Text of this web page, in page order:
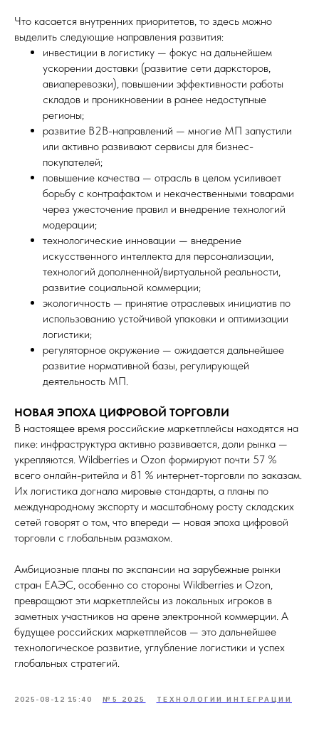
Что касается внутренних приоритетов, то здесь можно
выделить следующие направления развития:
инвестиции в логистику — фокус на дальнейшем
ускорении доставки (развитие сети дарксторов,
авиаперевозки), повышении эффективности работы
складов и проникновении в ранее недоступные
регионы;
развитие B2B-направлений — многие МП запустили
или активно развивают сервисы для бизнес-
покупателей;
повышение качества — отрасль в целом усиливает
борьбу с контрафактом и некачественными товарами
через ужесточение правил и внедрение технологий
модерации;
технологические инновации — внедрение
искусственного интеллекта для персонализации,
технологий дополненной/виртуальной реальности,
развитие социальной коммерции;
экологичность — принятие отраслевых инициатив по
использованию устойчивой упаковки и оптимизации
логистики;
регуляторное окружение — ожидается дальнейшее
развитие нормативной базы, регулирующей
деятельность МП.
НОВАЯ ЭПОХА ЦИФРОВОЙ ТОРГОВЛИ
В настоящее время российские маркетплейсы находятся на
пике: инфраструктура активно развивается, доли рынка —
укрепляются. Wildberries и Ozon формируют почти 57 %
всего онлайн-ритейла и 81 % интернет-торговли по заказам.
Их логистика догнала мировые стандарты, а планы по
международному экспорту и масштабному росту складских
сетей говорят о том, что впереди — новая эпоха цифровой
торговли с глобальным размахом.
Амбициозные планы по экспансии на зарубежные рынки
стран ЕАЭС, особенно со стороны Wildberries и Ozon,
превращают эти маркетплейсы из локальных игроков в
заметных участников на арене электронной коммерции. А
будущее российских маркетплейсов — это дальнейшее
технологическое развитие, углубление логистики и успех
глобальных стратегий.
2025-08-12 15:40 №5 2025 ТЕХНОЛОГИИ ИНТЕГРАЦИИ